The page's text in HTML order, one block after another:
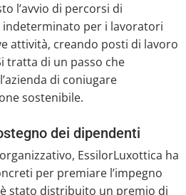
l’avvio di percorsi di
per i lavoratori
attività, creando posti di lavoro
tratta di un passo che
di coniugare
sostenibile.
dei dipendenti
EssilorLuxottica ha
per premiare l’impegno
stato distribuito un premio di